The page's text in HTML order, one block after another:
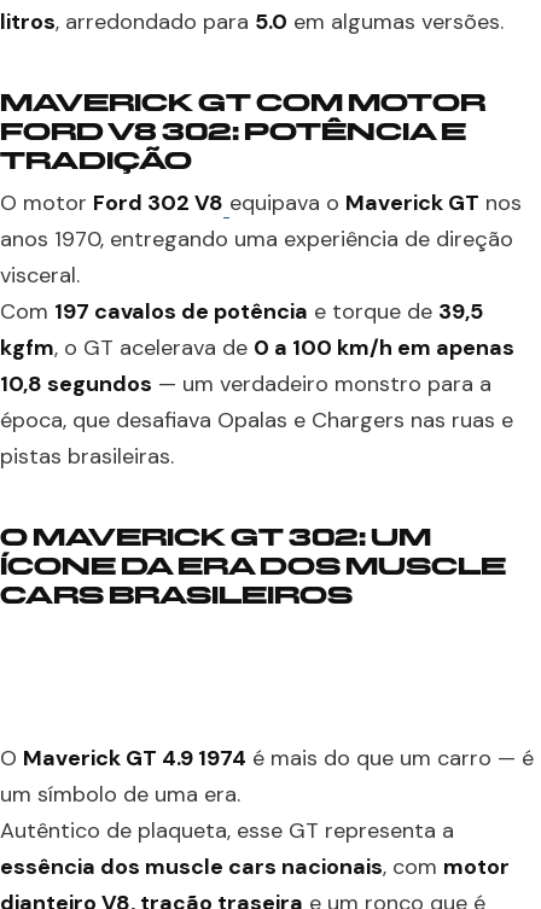
litros, arredondado para 5.0 em algumas versões.
MAVERICK GT COM MOTOR
FORDV8302: POTÊNCIA E
TRADIÇÃO
O motor Ford 302 V8 equipava o Maverick GT nos
anos 1970, entregando uma experiência de direção
visceral.
Com 197 cavalos de potência e torque de 39,5
kgfm, o GT acelerava de 0 a 100 km/h em apenas
10,8 segundos — um verdadeiro monstro para a
época, que desafiava Opalas e Chargers nas ruas e
pistas brasileiras.
O MAVERICK GT 302: UM
ÍCONE DA ERA DOS MUSCLE
CARS BRASILEIROS
O Maverick GT 4.9 1974 é mais do que um carro — é
um símbolo de uma era.
Autêntico de plaqueta, esse GT representa a
essência dos muscle cars nacionais, com motor
dianteiro V8, tração traseira e um ronco que é